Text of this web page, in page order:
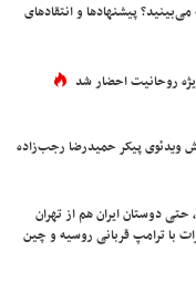
پیشنهادها و انتقادهای
روحانیت احضار شد
ویدئوی پیکر حمیدرضا رجب‌زاده
دوستان ایران هم از تهران
با ترامپ قربانی روسیه و چین